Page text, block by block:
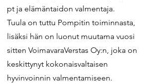
pt ja elämäntaidon valmentaja.
Tuula on tuttu Pompitin toiminnasta,
lisäksi hän on luonut muutama vuosi
sitten VoimavaraVerstas Oy:n, joka on
keskittynyt kokonaisvaltaisen
hyvinvoinnin valmentamiseen.